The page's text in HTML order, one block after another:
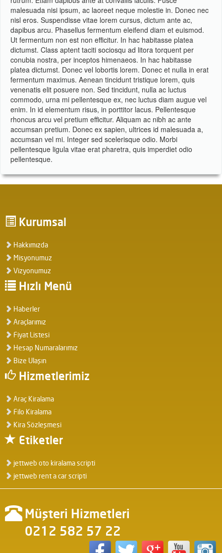
malesuada nisi ipsum, ac laoreet neque molestie in. Donec nec
nisl eros. Suspendisse vitae lorem cursus, dictum ante ac,
dapibus arcu. Phasellus fermentum eleifend diam et euismod.
Ut fermentum non est non efficitur. In hac habitasse platea
dictumst. Class aptent taciti sociosqu ad litora torquent per
conubia nostra, per inceptos himenaeos. In hac habitasse
platea dictumst. Donec vel lobortis lorem. Donec et nulla in erat
fermentum maximus. Aenean tincidunt tristique lorem, quis
venenatis elit posuere non. Sed tincidunt, nulla ac luctus
commodo, urna mi pellentesque ex, nec luctus diam augue vel
enim. In id elementum risus, in porttitor lacus. Pellentesque
rhoncus arcu vel pretium efficitur. Aliquam ac nibh ac ante
accumsan pretium. Donec ex sapien, ultrices id malesuada a,
accumsan vel mi. Integer sed scelerisque odio. Morbi
pellentesque ligula vitae erat pharetra, quis imperdiet odio
pellentesque.
Kurumsal
Hakkımızda
Misyonumuz
Vizyonumuz
Hızlı Menü
Haberler
Araçlarımız
Fiyat Listesi
Hesap Numaralarımız
Bize Ulaşın
Hizmetlerimiz
Araç Kiralama
Filo Kiralama
Kira Sözleşmesi
Etiketler
jettweb oto kiralama scripti
jettweb rent a car scripti
Müşteri Hizmetleri
0212 582 57 22